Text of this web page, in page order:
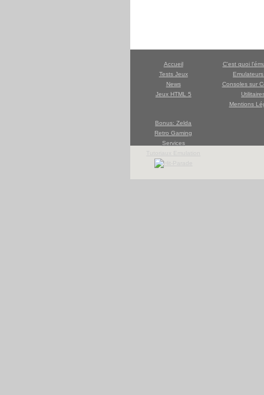
Accueil
Tests Jeux
News
Jeux HTML 5
C'est quoi
Consoles sur
Mentions
Bonus: Zelda
Retro Gaming
Services